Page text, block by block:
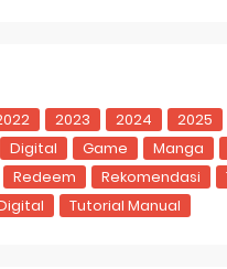
2023 2024 2025
Digital Game Manga
Redeem Rekomendasi
Tutorial Manual